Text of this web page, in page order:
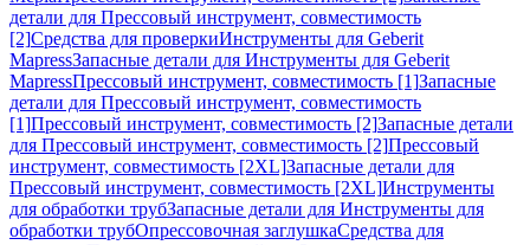
детали для Прессовый инструмент, совместимость
[2]Средства для проверкиИнструменты для Geberit
MapressЗапасные детали для Инструменты для Geberit
MapressПрессовый инструмент, совместимость [1]Запасные
детали для Прессовый инструмент, совместимость
[1]Прессовый инструмент, совместимость [2]Запасные детали
для Прессовый инструмент, совместимость [2]Прессовый
инструмент, совместимость [2XL]Запасные детали для
Прессовый инструмент, совместимость [2XL]Инструменты
для обработки трубЗапасные детали для Инструменты для
обработки трубОпрессовочная заглушкаСредства для